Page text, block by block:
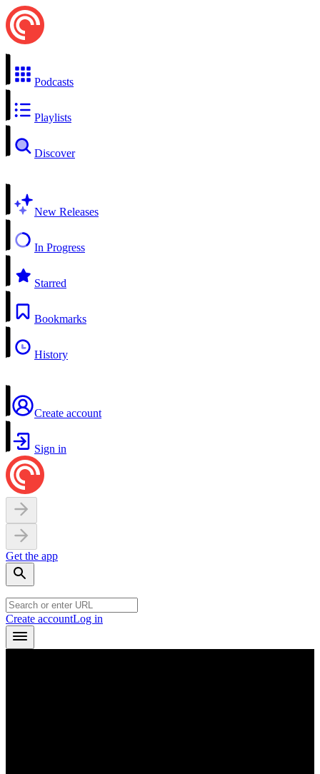
Podcasts
Playlists
Discover
New Releases
In Progress
Starred
Bookmarks
History
Create account
Sign in
Get the app
Create accountLog in